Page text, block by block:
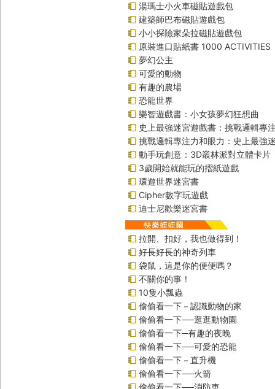
湯瑪士小火車磁貼遊戲包
建築師巴布磁貼遊戲包
小小探險家朵拉磁貼遊戲包
原裝進口貼紙書 1000 ACTIVITIES
夢幻公主
可愛的動物
有趣的農場
恐龍世界
樂智遊戲書：小女孩夢幻狂想曲
史上最強迷宮遊戲書：挑戰邏輯專
挑戰邏輯專注力和眼力：史上最強
動手玩創意：3D叢林派對立體卡片
3歲開始就能玩的摺紙遊戲
環遊世界迷宮書
Cipher數字玩遊戲
迪士尼歡樂迷宮書
拉開、扣好，我也做得到！
好長好長的神奇列車
袋鼠，這是你的便便嗎？
不關你的事！
10隻小瓢蟲
偷偷看一下－認識動物的家
偷偷看一下──逛逛動物園
偷偷看一下─有趣的夜晚
偷偷看一下──可愛的恐龍
偷偷看一下－直升機
偷偷看一下──火箭
偷偷看一下──消防車